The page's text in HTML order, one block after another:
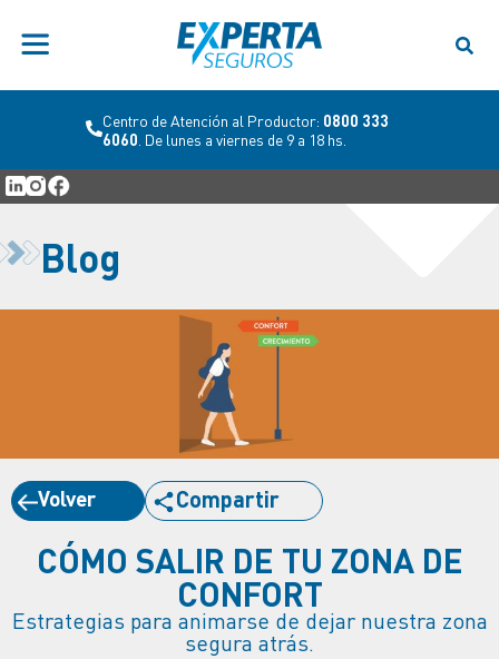
Centro de Atención al Productor: 0800 333
6060 . De lunes a viernes de 9 a 18 hs.
Blog
Volver Compartir
CÓMO SALIR DE TU ZONA DE
CONFORT
Estrategias para animarse de dejar nuestra zona
segura atrás.